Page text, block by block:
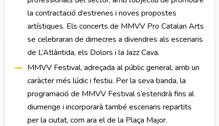
la contractació d’estrenes i noves propostes
artístiques. Els concerts de MMVV Pro Catalan Arts
se celebraran de dimecres a divendres als escenaris
de L’Atlàntida, els Dolors i la Jazz Cava.
MMVV Festival, adreçada al públic general, amb un
caràcter més lúdic i festiu. Per la seva banda, la
programació de MMVV Festival s’estendrà fins al
diumenge i incorporarà també escenaris repartits
per la ciutat, com ara el de la Plaça Major.